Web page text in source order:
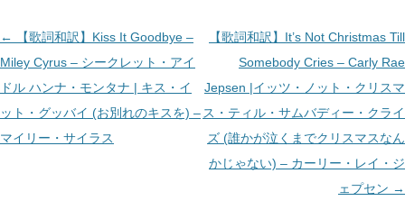
投
稿
ナ
ビ
ゲ
←
【歌詞和訳】Kiss It Goodbye –
Miley Cyrus – シークレット・アイ
ドル ハンナ・モンタナ | キス・イ
ット・グッバイ (お別れのキスを) –
マイリー・サイラス
【歌詞和訳】It’s Not Christmas Till
Somebody Cries – Carly Rae
Jepsen |イッツ・ノット・クリスマ
ス・ティル・サムバディー・クライ
ズ (誰かが泣くまでクリスマスなん
かじゃない) – カーリー・レイ・ジ
ェプセン →